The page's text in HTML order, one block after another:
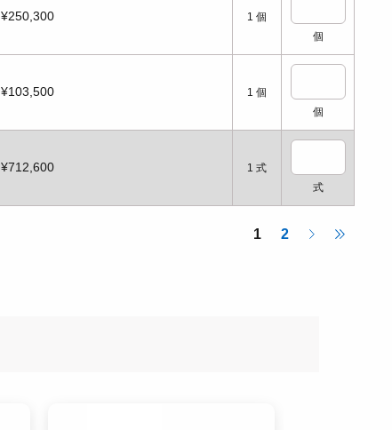
¥250,300 1 個
個
¥103,500 1 個
個
¥712,600 1 式
式
1 2